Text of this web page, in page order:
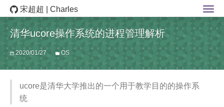
宋超超 | Charles
清华ucore操作系统的进程管理解析
2020/01/27 OS
ucore是清华大学推出的一个用于教学目的的操作系
统